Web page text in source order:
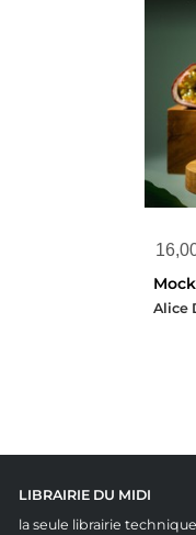
Alice
LIBRAIRIE DU MIDI
la seule librairie technique